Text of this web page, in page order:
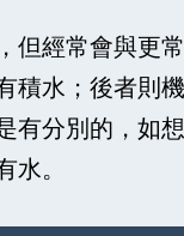
但經常會與更
積水；後者則
有分別的，如
水。